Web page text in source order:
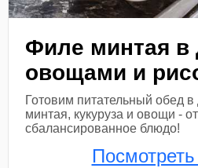
Филе минтая в
овощами и
Готовим питательный обед
минтая, кукуруза и овощи -
сбалансированное блюдо!